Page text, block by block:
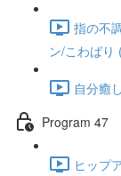
指の不
ン/こわばり
自分癒
Program 47
ヒップ